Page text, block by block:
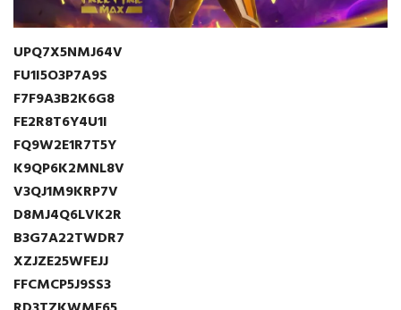
UPQ7X5NMJ64V
FU1I5O3P7A9S
F7F9A3B2K6G8
FE2R8T6Y4U1I
FQ9W2E1R7T5Y
K9QP6K2MNL8V
V3QJ1M9KRP7V
D8MJ4Q6LVK2R
B3G7A22TWDR7
XZJZE25WFEJJ
FFCMCP5J9SS3